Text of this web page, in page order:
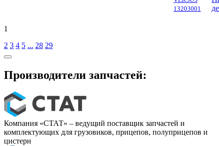
13203001
1
2 3 4 5 ... 28 29
Производители запчастей:
Компания «СТАТ» – ведущий поставщик запчастей и
комплектующих для грузовиков, прицепов, полуприцепов и
цистерн